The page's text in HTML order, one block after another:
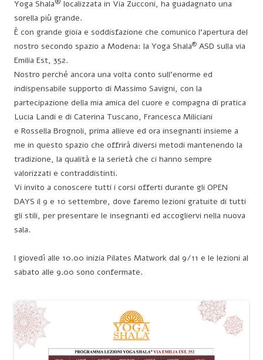
Yoga Shala
localizzata in Via Zucconi, ha guadagnato una
sorella più grande.
È con grande gioia e soddisfazione che comunico l’apertura del
nostro secondo spazio a Modena: la Yoga Shala® ASD sulla via
Emilia Est, 352.
Nostro perché ancora una volta conto sull’enorme ed
indispensabile supporto di Massimo Savigni, con la
partecipazione della mia amica del cuore e compagna di pratica
Lucia Landi e di Caterina Tuscano, Francesca Miliciani
e Rossella Brognoli, prima allieve ed ora insegnanti insieme a
me in questo spazio che offrirà diversi metodi mantenendo la
tradizione, la qualità e la serietà che ci hanno sempre
valorizzati e contraddistinti.
Vi invito a conoscere tutti i corsi offerti durante gli OPEN
DAYS il 9 e 10 settembre, dove faremo lezioni gratuite di tutti
gli stili, per presentare le insegnanti ed accogliervi nella nuova
sala.
l giovedì alle 10.00 inizia Pilates Matwork dal 9/11 e le lezioni al
sabato alle 9.00 sono confermate.